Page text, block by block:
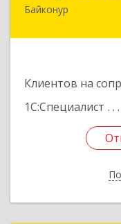
Байконур
Клиентов на
1С:Специалист
468320,